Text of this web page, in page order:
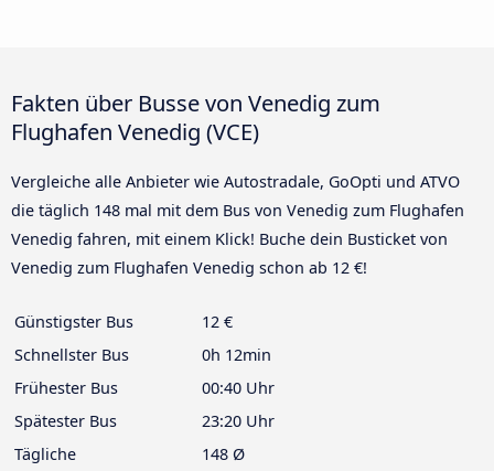
Fakten über Busse von Venedig zum
Flughafen Venedig (VCE)
Vergleiche alle Anbieter wie Autostradale, GoOpti und ATVO
die täglich 148 mal mit dem Bus von Venedig zum Flughafen
Venedig fahren, mit einem Klick! Buche dein Busticket von
Venedig zum Flughafen Venedig schon ab 12 €!
Günstigster Bus
12 €
Schnellster Bus
0h 12min
Frühester Bus
00:40 Uhr
Spätester Bus
23:20 Uhr
Tägliche
148 Ø